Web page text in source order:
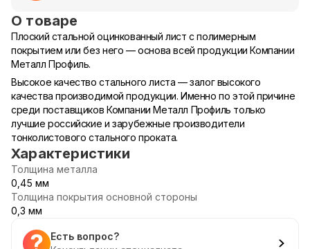
О товаре
Плоский стальной оцинкованный лист с полимерным
покрытием или без него — основа всей продукции Компании
Металл Профиль.
Высокое качество стального листа — залог высокого
качества производимой продукции. Именно по этой причине
среди поставщиков Компании Металл Профиль только
лучшие российские и зарубежные производители
тонколистового стального проката.
Характеристики
Толщина металла
0,45 мм
Толщина покрытия основной стороны
0,3 мм
Есть вопрос?